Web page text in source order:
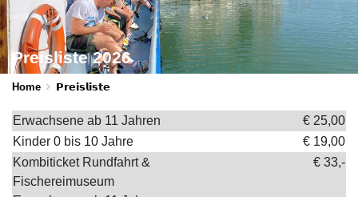
𝗚𝗿𝘂𝗽𝗽𝗲𝗻
𝗞𝗼𝗻𝘁𝗮𝗸𝘁
Preisliste 2026
Home 𝗣𝗿𝗲𝗶𝘀𝗹𝗶𝘀𝘁𝗲
Erwachsene ab 11 Jahren
€ 25,00
Kinder 0 bis 10 Jahre
€ 19,00
Kombiticket Rundfahrt &
Fischereimuseum
€ 33,-